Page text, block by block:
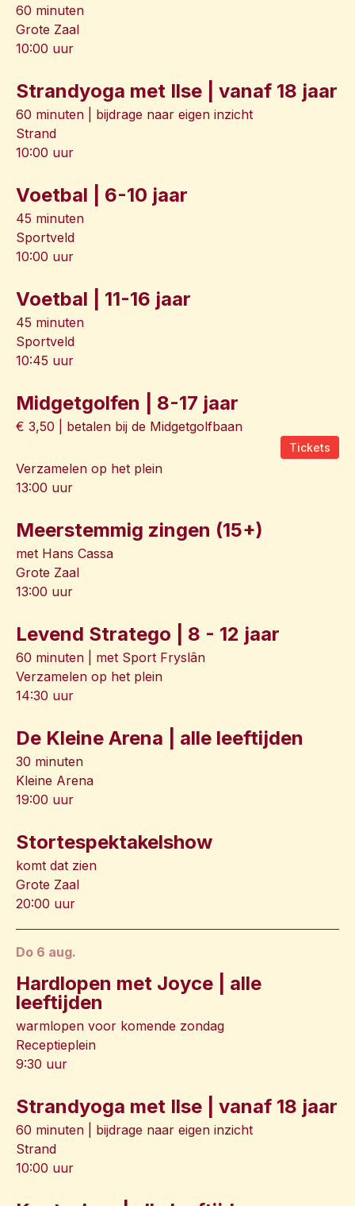
60 minuten
Grote Zaal
10:00 uur
Strandyoga met Ilse | vanaf 18 jaar
60 minuten | bijdrage naar eigen inzicht
Strand
10:00 uur
Voetbal | 6-10 jaar
45 minuten
Sportveld
10:00 uur
Voetbal | 11-16 jaar
45 minuten
Sportveld
10:45 uur
Midgetgolfen | 8-17 jaar
€ 3,50 | betalen bij de Midgetgolfbaan
Tickets
Verzamelen op het plein
13:00 uur
Meerstemmig zingen (15+)
met Hans Cassa
Grote Zaal
13:00 uur
Levend Stratego | 8 - 12 jaar
60 minuten | met Sport Fryslân
Verzamelen op het plein
14:30 uur
De Kleine Arena | alle leeftijden
30 minuten
Kleine Arena
19:00 uur
Stortespektakelshow
komt dat zien
Grote Zaal
20:00 uur
do 6 aug.
Hardlopen met Joyce | alle
leeftijden
warmlopen voor komende zondag
Receptieplein
9:30 uur
Strandyoga met Ilse | vanaf 18 jaar
60 minuten | bijdrage naar eigen inzicht
Strand
10:00 uur